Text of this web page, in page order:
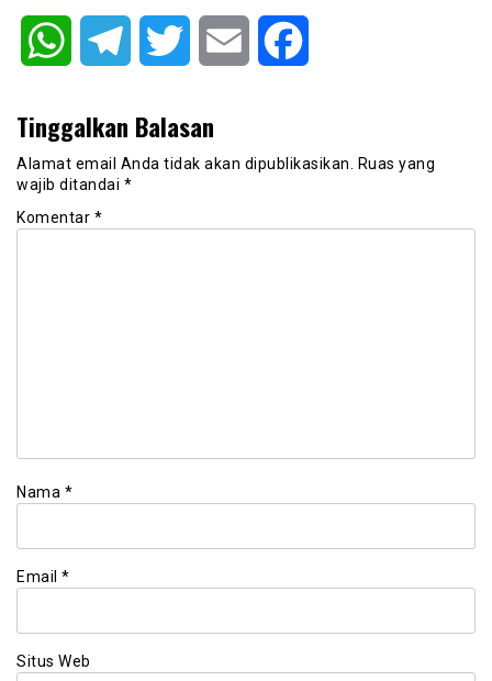
WhatsAppTelegram Twitter Email
Tinggalkan Balasan
Alamat email Anda tidak akan dipublikasikan.
Ruas yang
wajib ditandai *
Komentar *
Nama *
Email *
Situs Web